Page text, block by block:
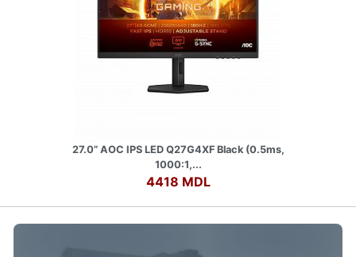
27.0” AOC IPS LED Q27G4XF Black (0.5ms,
1000:1,...
4418 MDL